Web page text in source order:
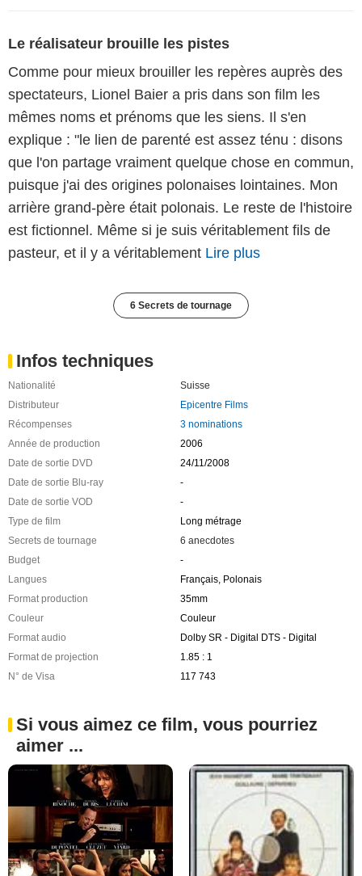
Le réalisateur brouille les pistes
Comme pour mieux brouiller les repères auprès des
spectateurs, Lionel Baier a pris dans son film les
mêmes noms et prénoms que les siens. Il s'en
explique : "le lien de parenté est assez ténu : disons
que l'on partage vraiment quelque chose en commun,
puisque j'ai des origines polonaises lointaines. Mon
arrière grand-père était polonais. Le reste de l'histoire
est fictionnel. Même si je suis véritablement fils de
pasteur, et il y a véritablement Lire plus
6 Secrets de tournage
Infos techniques
Nationalité
Suisse
Distributeur
Epicentre Films
Récompenses
3 nominations
Année de production
2006
Date de sortie DVD
24/11/2008
Date de sortie Blu-ray
-
Date de sortie VOD
-
Type de film
Long métrage
Secrets de tournage
6 anecdotes
Budget
-
Langues
Français, Polonais
Format production
35mm
Couleur
Couleur
Format audio
Dolby SR - Digital DTS - Digital
Format de projection
1.85 : 1
N° de Visa
117 743
Si vous aimez ce film, vous pourriez
aimer ...